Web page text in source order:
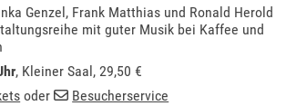
Genzel, Frank Matthias und Ronald Herold
mit guter Musik bei Kaffee und
, Kleiner Saal, 29,50 €
oder
Besucherservice